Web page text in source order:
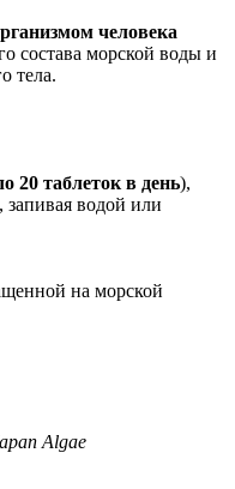
человека
состава морской воды и
тела.
20 таблеток в день),
, запивая водой или
на морской
Algae